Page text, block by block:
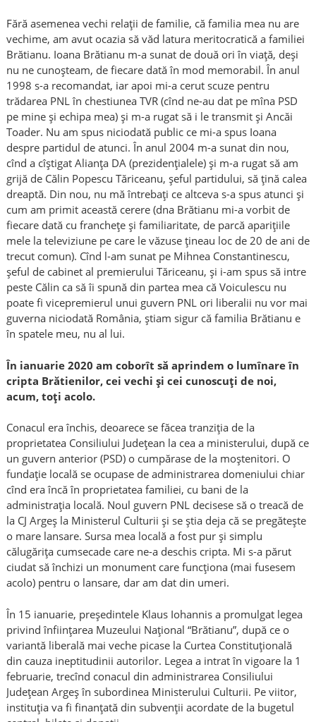
Fără asemenea vechi relații de familie, că familia mea nu are
vechime, am avut ocazia să văd latura meritocratică a familiei
Brătianu. Ioana Brătianu m-a sunat de două ori în viață, deși
nu ne cunoșteam, de fiecare dată în mod memorabil. În anul
1998 s-a recomandat, iar apoi mi-a cerut scuze pentru
trădarea PNL în chestiunea TVR (cînd ne-au dat pe mîna PSD
pe mine și echipa mea) și m-a rugat să i le transmit și Ancăi
Toader. Nu am spus niciodată public ce mi-a spus Ioana
despre partidul de atunci. În anul 2004 m-a sunat din nou,
cînd a cîștigat Alianța DA (prezidențialele) și m-a rugat să am
grijă de Călin Popescu Tăriceanu, șeful partidului, să țină calea
dreaptă. Din nou, nu mă întrebați ce altceva s-a spus atunci și
cum am primit această cerere (dna Brătianu mi-a vorbit de
fiecare dată cu franchețe și familiaritate, de parcă aparițiile
mele la televiziune pe care le văzuse țineau loc de 20 de ani de
trecut comun). Cînd l-am sunat pe Mihnea Constantinescu,
șeful de cabinet al premierului Tăriceanu, și i-am spus să intre
peste Călin ca să îi spună din partea mea că Voiculescu nu
poate fi vicepremierul unui guvern PNL ori liberalii nu vor mai
guverna niciodată România, știam sigur că familia Brătianu e
în spatele meu, nu al lui.
În ianuarie 2020 am coborît să aprindem o lumînare în
cripta Brătienilor, cei vechi și cei cunoscuți de noi,
acum, toți acolo.
Conacul era închis, deoarece se făcea tranziția de la
proprietatea Consiliului Județean la cea a ministerului, după ce
un guvern anterior (PSD) o cumpărase de la moștenitori. O
fundație locală se ocupase de administrarea domeniului chiar
cînd era încă în proprietatea familiei, cu bani de la
administrația locală. Noul guvern PNL decisese să o treacă de
la CJ Argeș la Ministerul Culturii și se știa deja că se pregătește
o mare lansare. Sursa mea locală a fost pur și simplu
călugărița cumsecade care ne-a deschis cripta. Mi s-a părut
ciudat să închizi un monument care funcționa (mai fusesem
acolo) pentru o lansare, dar am dat din umeri.
În 15 ianuarie, preşedintele Klaus Iohannis a promulgat legea
privind înfiinţarea Muzeului Naţional “Brătianu”, după ce o
variantă liberală mai veche picase la Curtea Constituțională
din cauza ineptitudinii autorilor. Legea a intrat în vigoare la 1
februarie, trecînd conacul din administrarea Consiliului
Judeţean Argeş în subordinea Ministerului Culturii. Pe viitor,
instituția va fi finanţată din subvenţii acordate de la bugetul